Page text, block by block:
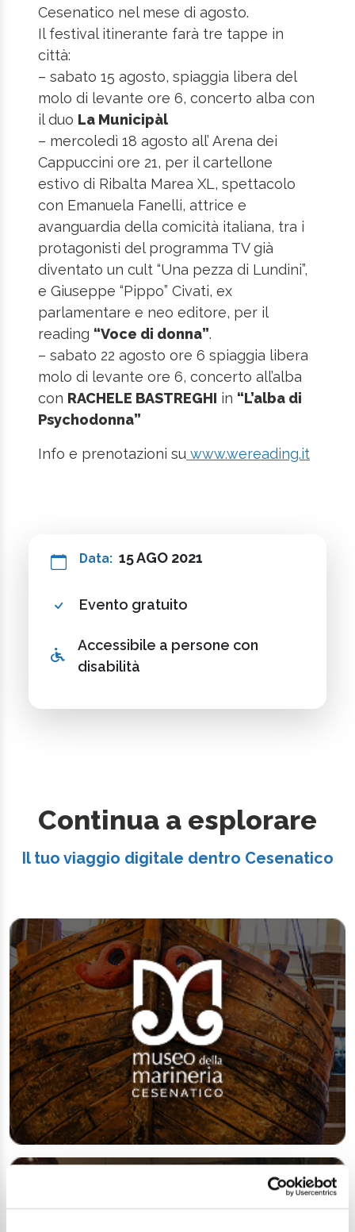
Cesenatico nel mese di agosto.
Il festival itinerante farà tre tappe in
città:
– sabato 15 agosto, spiaggia libera del
molo di levante ore 6, concerto alba con
il duo La Municipàl
– mercoledì 18 agosto all’ Arena dei
Cappuccini ore 21, per il cartellone
estivo di Ribalta Marea XL, spettacolo
con Emanuela Fanelli, attrice e
avanguardia della comicità italiana, tra i
protagonisti del programma TV già
diventato un cult “Una pezza di Lundini”,
e Giuseppe “Pippo” Civati, ex
parlamentare e neo editore, per il
reading “Voce di donna”.
– sabato 22 agosto ore 6 spiaggia libera
molo di levante ore 6, concerto all’alba
con RACHELE BASTREGHI in “L’alba di
Psychodonna”
Info e prenotazioni su www.wereading.it
Data: 15 AGO 2021
Evento gratuito
Accessibile a persone con
disabilità
Continua a esplorare
Il tuo viaggio digitale dentro Cesenatico